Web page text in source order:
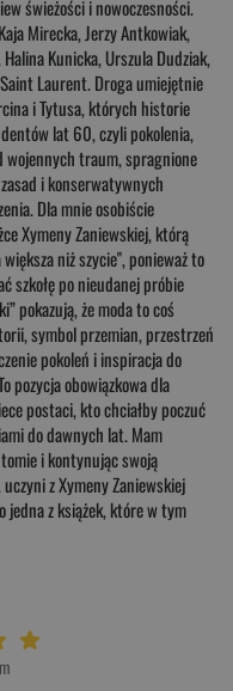
świeżości i nowoczesności.
Mirecka, Jerzy Antkowiak,
Kunicka, Urszula Dudziak,
Laurent. Droga umiejętnie
i Tytusa, których historie
lat 60, czyli pokolenia,
wojennych traum, spragnione
i konserwatywnych
Dla mnie osobiście
Xymeny Zaniewskiej, którą
niż szycie", ponieważ to
szkołę po nieudanej próbie
pokazują, że moda to coś
symbol przemian, przestrzeń
pokoleń i inspiracja do
pozycja obowiązkowa dla
postaci, kto chciałby poczuć
do dawnych lat. Mam
i kontynując swoją
z Xymeny Zaniewskiej
jedna z książek, które w tym
Twoja ocena: Arcydzieło 10/10"
ocena: Wybitna 9/10"
Rewelacyjna 8/10"
dobra 7/10"
6/10"
5/10"